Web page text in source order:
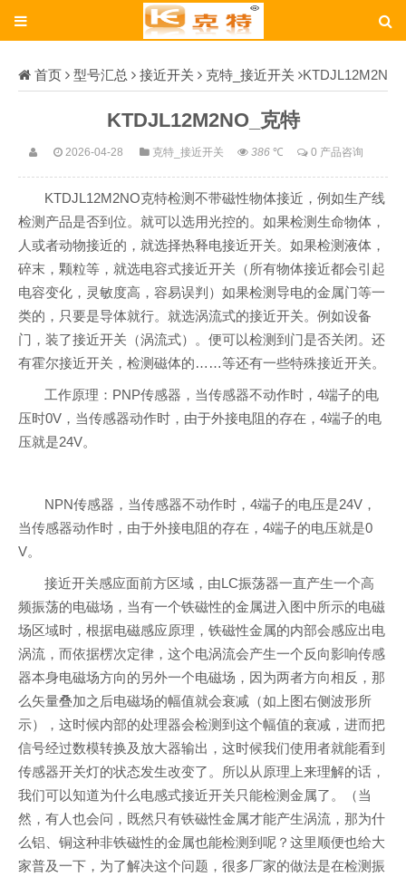
首页 型号汇总 接近开关 克特_接近开关 KTDJL12M2N
KTDJL12M2NO_克特
2026-04-28 克特_接近开关 386 ℃ 0 产品咨询
KTDJL12M2NO克特检测不带磁性物体接近，例如生产线
检测产品是否到位。就可以选用光控的。如果检测生命物体，
人或者动物接近的，就选择热释电接近开关。如果检测液体，
碎末，颗粒等，就选电容式接近开关（所有物体接近都会引起
电容变化，灵敏度高，容易误判）如果检测导电的金属门等一
类的，只要是导体就行。就选涡流式的接近开关。例如设备
门，装了接近开关（涡流式）。便可以检测到门是否关闭。还
有霍尔接近开关，检测磁体的……等还有一些特殊接近开关。
工作原理：PNP传感器，当传感器不动作时，4端子的电
压时0V，当传感器动作时，由于外接电阻的存在，4端子的电
压就是24V。
NPN传感器，当传感器不动作时，4端子的电压是24V，
当传感器动作时，由于外接电阻的存在，4端子的电压就是0
V。
接近开关感应面前方区域，由LC振荡器一直产生一个高
频振荡的电磁场，当有一个铁磁性的金属进入图中所示的电磁
场区域时，根据电磁感应原理，铁磁性金属的内部会感应出电
涡流，而依据楞次定律，这个电涡流会产生一个反向影响传感
器本身电磁场方向的另外一个电磁场，因为两者方向相反，那
么矢量叠加之后电磁场的幅值就会衰减（如上图右侧波形所
示），这时候内部的处理器会检测到这个幅值的衰减，进而把
信号经过数模转换及放大器输出，这时候我们使用者就能看到
传感器开关灯的状态发生改变了。所以从原理上来理解的话，
我们可以知道为什么电感式接近开关只能检测金属了。（当
然，有人也会问，既然只有铁磁性金属才能产生涡流，那为什
么铝、铜这种非铁磁性的金属也能检测到呢？这里顺便也给大
家普及一下，为了解决这个问题，很多厂家的做法是在检测振